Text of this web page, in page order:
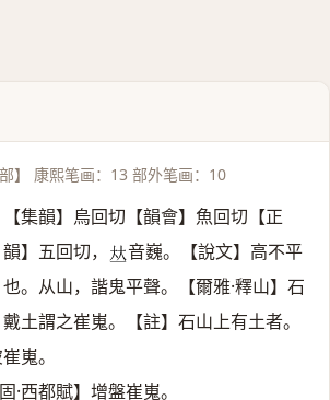
】 康熙笔画：13 部外笔画：10
【集韻】烏回切【韻會】魚回切【正
韻】五回切， 𠀤音巍。【說文】高不平
也。从山，諧鬼平聲。【爾雅·釋山】石
戴土謂之崔嵬。【註】石山上有土者。
嵬。
·西都賦】增盤崔嵬。